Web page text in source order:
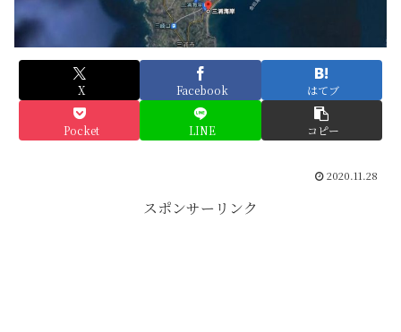
X Facebook はてブ
Pocket LINE コピー
2020.11.28
スポンサーリンク